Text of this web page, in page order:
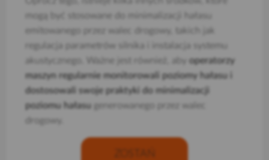
mogą być stosowane do minimalizacji hałasu
emitowanego przez walec drogowy, takich jak
regulacja parametrów silnika i instalacja systemu
akustycznego. Ważne jest również, aby operatorzy
maszyn regularnie monitorowali poziomy hałasu i
dostosowali swoje praktyki do minimalizacji
poziomu hałasu generowanego przez walec
drogowy.